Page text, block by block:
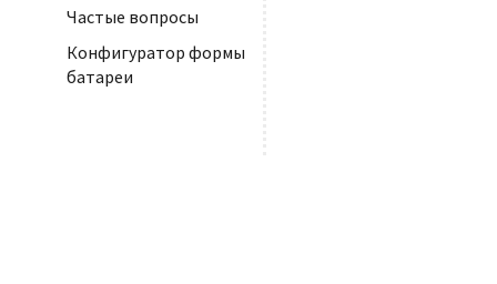
Частые вопросы
Конфигуратор формы
батареи